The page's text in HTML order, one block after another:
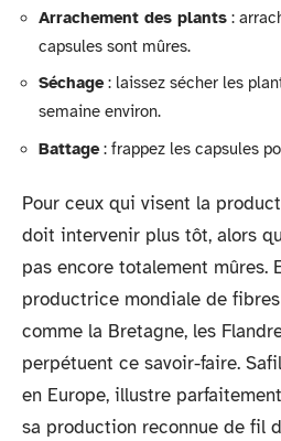
Arrachement des plants :
capsules sont mûres.
Séchage: laissez sécher les
semaine environ.
Battage: frappez les capsules
Pour ceux qui visent la
doit intervenir plus tôt, alors
pas encore totalement mûres.
productrice mondiale de
comme la Bretagne, les
perpétuent ce savoir-faire.
en Europe, illustre
sa production reconnue de fil